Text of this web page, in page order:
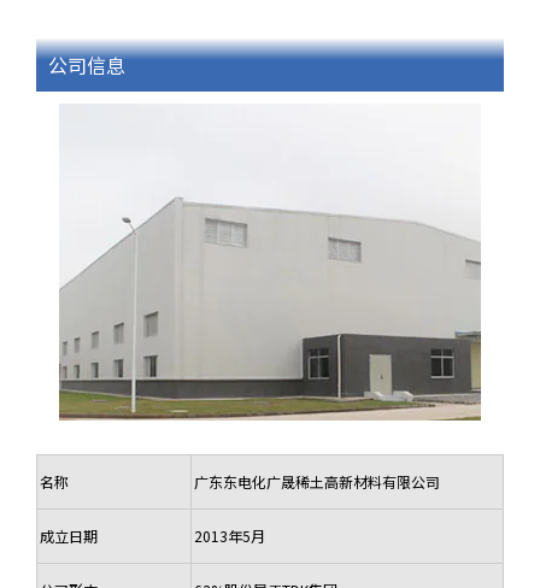
公司信息
名称 广东东电化广晟稀土高新材料有限公司
成立日期 2013年5月